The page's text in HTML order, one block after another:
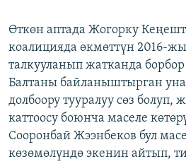
Өткөн аптада Жогорку
коалицияда өкмөттүн 2016-
талкууланып жатканда
Балтаны байланыштырган
долбоору тууралуу сөз болуп,
каттоосу боюнча маселе
Сооронбай Жээнбеков бул
көзөмөлүндө экенин айтып,